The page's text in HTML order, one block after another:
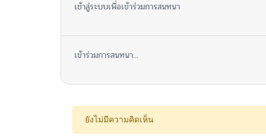
เข้าสู่ระบบเพื่อเข้าร่วมการสนทนา
เข้าร่วมการสนทนา...
ยังไม่มีความคิดเห็น